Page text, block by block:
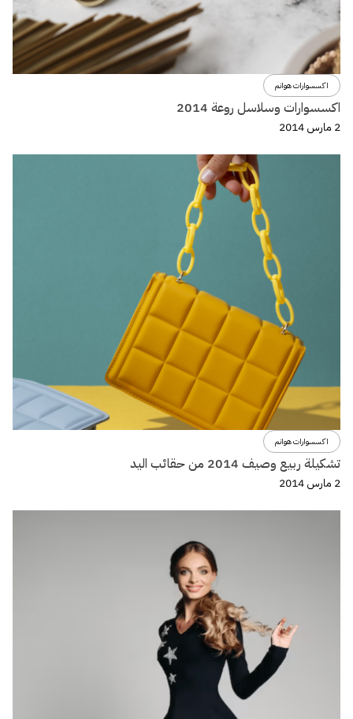
اكسسوارات هوانم
اكسسوارات وسلاسل روعة 2014
2 مارس 2014
اكسسوارات هوانم
تشكيلة ربيع وصيف 2014 من حقائب اليد
2 مارس 2014